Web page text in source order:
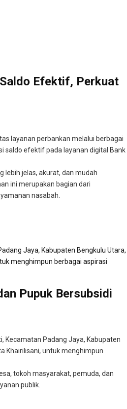
Efektif, Perkuat
layanan perbankan melalui berbagai
saldo efektif pada layanan digital Bank
lebih jelas, akurat, dan mudah
ini merupakan bagian dari
nasabah.
Pupuk Bersubsidi
Kecamatan Padang Jaya, Kabupaten
Khairilisani, untuk menghimpun
tokoh masyarakat, pemuda, dan
publik.